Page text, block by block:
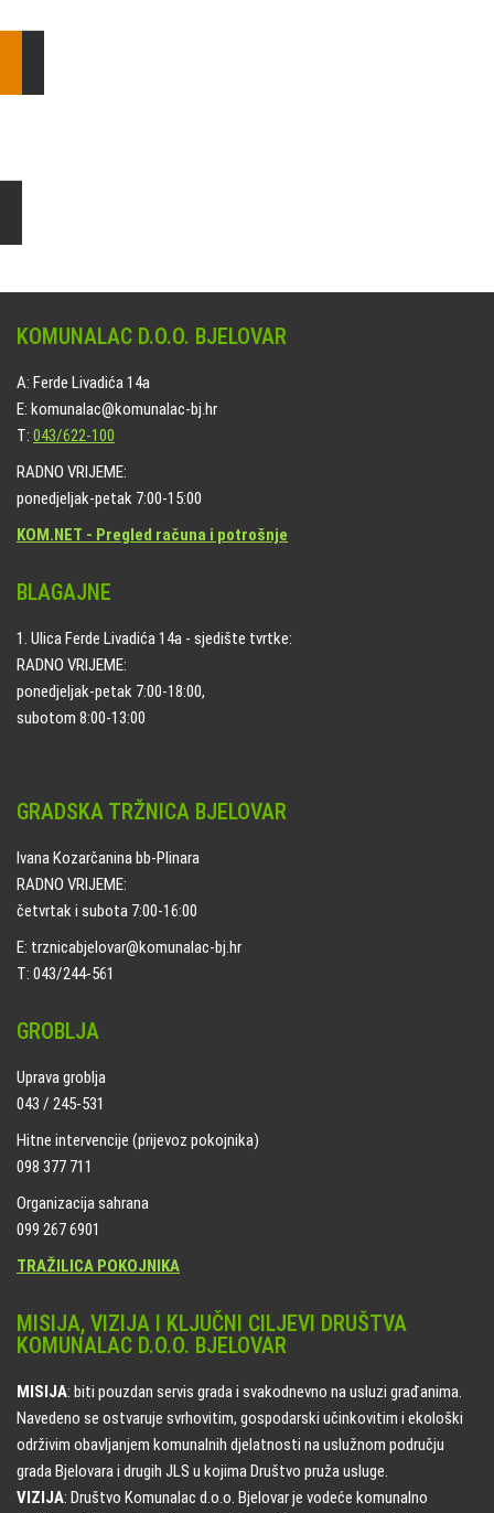
KOMUNALAC D.O.O. BJELOVAR
A: Ferde Livadića 14a
E: komunalac@komunalac-bj.hr
T: 043/622-100
RADNO VRIJEME:
ponedjeljak-petak 7:00-15:00
KOM.NET - Pregled računa i potrošnje
BLAGAJNE
1. Ulica Ferde Livadića 14a - sjedište tvrtke:
RADNO VRIJEME:
ponedjeljak-petak 7:00-18:00,
subotom 8:00-13:00
GRADSKA TRŽNICA BJELOVAR
Ivana Kozarčanina bb-Plinara
RADNO VRIJEME:
četvrtak i subota 7:00-16:00
E: trznicabjelovar@komunalac-bj.hr
T: 043/244-561
GROBLJA
Uprava groblja
043 / 245-531
Hitne intervencije (prijevoz pokojnika)
098 377 711
Organizacija sahrana
099 267 6901
TRAŽILICA POKOJNIKA
MISIJA, VIZIJA I KLJUČNI CILJEVI DRUŠTVA
KOMUNALAC D.O.O. BJELOVAR
MISIJA: biti pouzdan servis grada i svakodnevno na usluzi građanima.
Navedeno se ostvaruje svrhovitim, gospodarski učinkovitim i ekološki
održivim obavljanjem komunalnih djelatnosti na uslužnom području
grada Bjelovara i drugih JLS u kojima Društvo pruža usluge.
VIZIJA: Društvo Komunalac d.o.o. Bjelovar je vodeće komunalno